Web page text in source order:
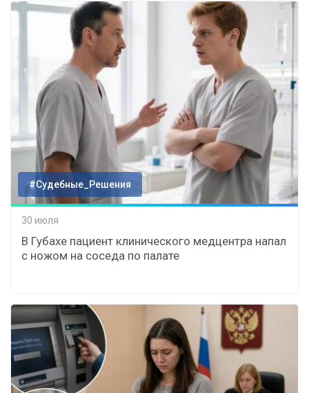
#Судебные_Решения
30 июля
В Губахе пациент клинического медцентра напал
с ножом на соседа по палате